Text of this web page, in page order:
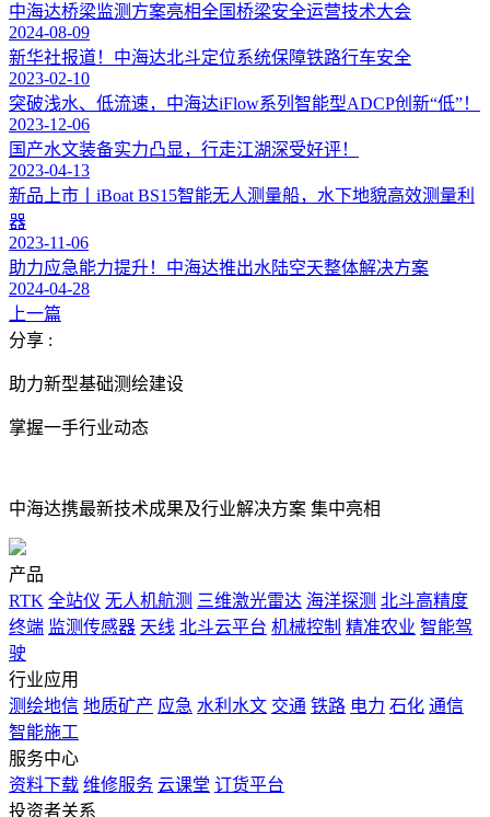
中海达桥梁监测方案亮相全国桥梁安全运营技术大会
2024-08-09
新华社报道！中海达北斗定位系统保障铁路行车安全
2023-02-10
突破浅水、低流速，中海达iFlow系列智能型ADCP创新“低”！
2023-12-06
国产水文装备实力凸显，行走江湖深受好评！
2023-04-13
新品上市丨iBoat BS15智能无人测量船，水下地貌高效测量利
器
2023-11-06
助力应急能力提升！中海达推出水陆空天整体解决方案
2024-04-28
上一篇
分享 :
助力新型基础测绘建设
掌握一手行业动态
中海达携最新技术成果及行业解决方案 集中亮相
产品
RTK 全站仪 无人机航测 三维激光雷达 海洋探测 北斗高精度
终端 监测传感器 天线 北斗云平台 机械控制 精准农业 智能驾
驶
行业应用
测绘地信 地质矿产 应急 水利水文 交通 铁路 电力 石化 通信
智能施工
服务中心
资料下载 维修服务 云课堂 订货平台
投资者关系